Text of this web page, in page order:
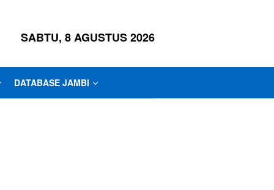
SABTU, 8 AGUSTUS 2026
DATABASE JAMBI